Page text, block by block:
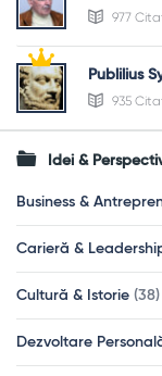
977
Publilius
935
Idei &
Business &
Carieră &
Cultură & Istorie (38)
Dezvoltare